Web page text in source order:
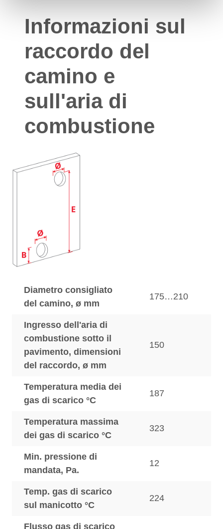
Informazioni sul
raccordo del
camino e
sull'aria di
combustione
Diametro consigliato
del camino, ø mm
175…210
Ingresso dell'aria di
combustione sotto il
pavimento, dimensioni
del raccordo, ø mm
150
Temperatura media dei
gas di scarico °C
187
Temperatura massima
dei gas di scarico °C
323
Min. pressione di
mandata, Pa.
12
Temp. gas di scarico
sul manicotto °C
224
Flusso gas di scarico